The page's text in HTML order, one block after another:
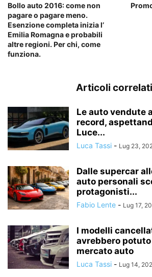
Bollo auto 2016: come non
pagare o pagare meno.
Esenzione completa inizia l’
Emilia Romagna e probabili
altre regioni. Per chi, come
funziona.
Articoli correlati
Le auto vendute
record,
Luce...
Luca Tassi - Lug 23,
Dalle supercar
auto personali
protagonisti...
Fabio Lente - Lug 17,
I modelli
avrebbero
mercato auto
Luca Tassi - Lug 14,